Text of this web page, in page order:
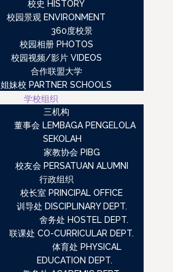
校史 HISTORY
校园景观 ENVIRONMENT
360度校景
校园相册 PHOTOS
校园视频/影片 VIDEOS
合作联盟大学
姐妹校 PARTNER SCHOOLS
学校组织
三机构
董事会 LEMBAGA PENGELOLA
SEKOLAH
家教协会 PIBG
校友会 PERSATUAN ALUMNI
行政组织
校长室 PRINCIPAL OFFICE
训导处 DISCIPLINARY DEPT.
舍务处 HOSTEL DEPT.
联课处 CO-CURRICULAR DEPT.
体育处 PHYSICAL
EDUCATION DEPT.